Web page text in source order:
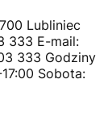
Lubliniec
333 E-mail:
333 Godziny
Sobota: